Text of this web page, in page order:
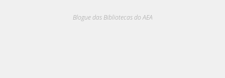
Blogue das Bibliotecas do AEA